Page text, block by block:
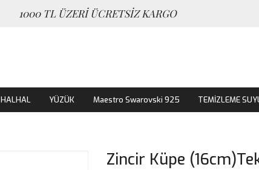
1000 TL ÜZERİ ÜCRETSİZ KARGO
HALHAL YÜZÜK Maestro Swarovski 925 TEMİZLEME
Zincir Küpe